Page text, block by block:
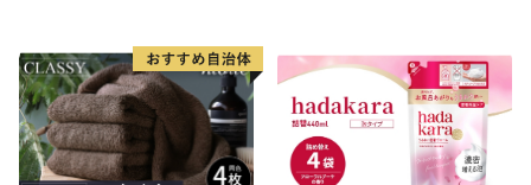
蓄 防災 エコ 消耗品 生活雑貨
生活用品 無香料 トイレット
ペーパー ダブル といれっと
ぺーぱー トイレ クレシア ト
イレットペーパー [BDBH002
-1]